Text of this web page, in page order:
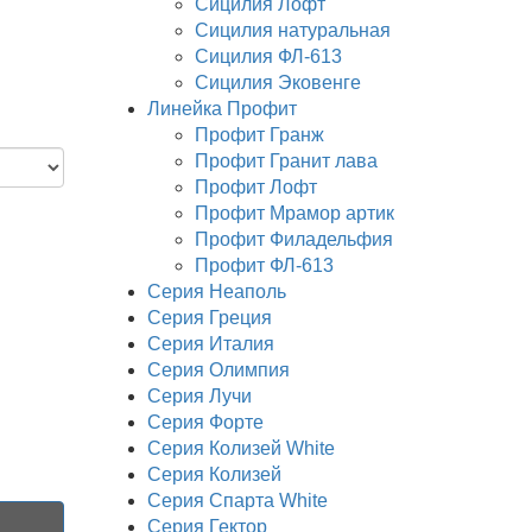
Сицилия Лофт
Сицилия натуральная
Сицилия ФЛ-613
Сицилия Эковенге
Линейка Профит
Профит Гранж
Профит Гранит лава
Профит Лофт
Профит Мрамор артик
Профит Филадельфия
Профит ФЛ-613
Серия Неаполь
Серия Греция
Серия Италия
Серия Олимпия
Серия Лучи
Серия Форте
Серия Колизей White
Серия Колизей
Серия Спарта White
Серия Гектор